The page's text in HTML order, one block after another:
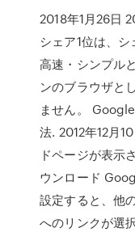
2018年1月26日
シェア1位は、
高速・シンプル
ンのブラウザと
ません。
法. 2012年12月
ドページが表
ウンロード
設定すると、他
へのリンクが選